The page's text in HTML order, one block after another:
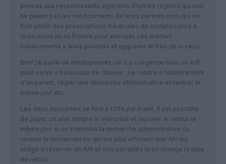
pensez aux ressortissants algériens d’autres régions qui eux
ne paient pas les médicaments de leurs parents mais qui se
font plutôt des prescriptions médicales de complaisance a
leurs noms ici en France pour envoyer ces mêmes
médicaments a leurs proches et aggraver le trou de la secu.
Bref j’ai parlé de médicaments car il y a urgence mais un A/R
peut servir a beaucoup de choses : se rendre a l’enterrement
d’un parent, régler une démarche afministrative et rentrer le
même jour etc..
Les deux dessertes se font a 130€ par trajet, il est possible
de payer un aller simple le mercredi et repayer le retour le
même jour si on a terminé la demarche administrative ou
revenir le lendemain ce qui est plus efficient que AH qui
oblige a réserver un A/R et des pénalités si on change la date
de retour.